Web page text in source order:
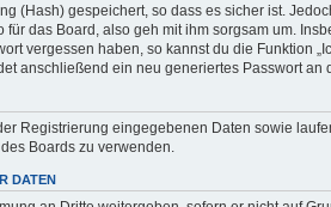
(Hash) gespeichert, so dass es sicher ist.
das Board, also geh mit ihm sorgsam um.
vergessen haben, so kannst du die Funktion
anschließend ein neu generiertes Passwort an
Registrierung eingegebenen Daten sowie
Boards zu verwenden.
DATEN